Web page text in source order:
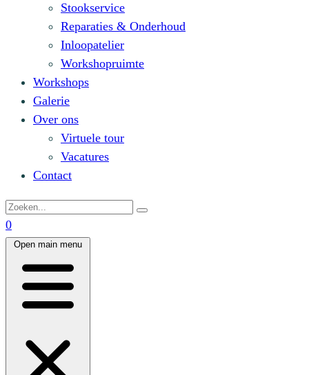
Stookservice
Reparaties & Onderhoud
Inloopatelier
Workshopruimte
Workshops
Galerie
Over ons
Virtuele tour
Vacatures
Contact
0
Open main menu